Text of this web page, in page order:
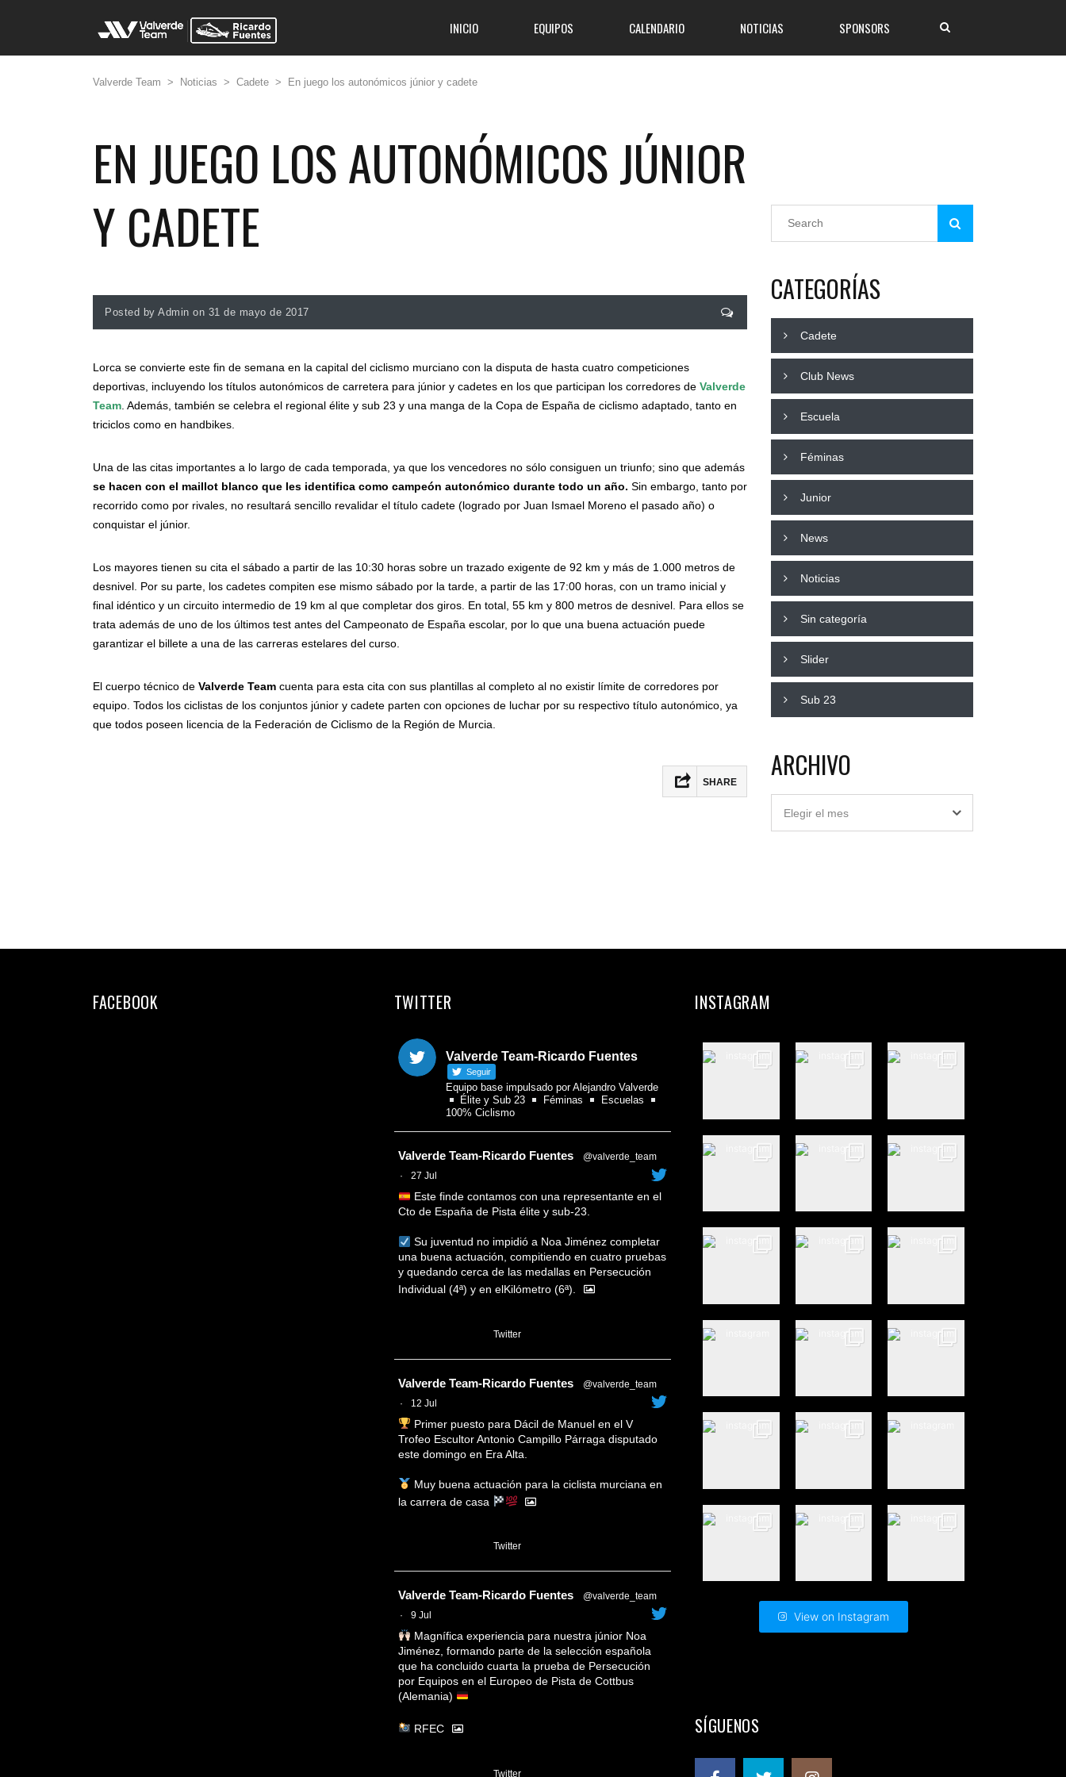
INICIO EQUIPOS CALENDARIO NOTICIAS SPONSORS
Valverde Team > Noticias > Cadete > En juego los autonómicos júnior y cadete
EN JUEGO LOS AUTONÓMICOS JÚNIOR
Y CADETE
Posted by Admin on 31 de mayo de 2017
Lorca se convierte este fin de semana en la capital del ciclismo murciano con la disputa de hasta cuatro competiciones
deportivas, incluyendo los títulos autonómicos de carretera para júnior y cadetes en los que participan los corredores de Valverde
Team . Además, también se celebra el regional élite y sub 23 y una manga de la Copa de España de ciclismo adaptado, tanto en
triciclos como en handbikes.
Una de las citas importantes a lo largo de cada temporada, ya que los vencedores no sólo consiguen un triunfo; sino que además
se hacen con el maillot blanco que les identifica como campeón autonómico durante todo un año. Sin embargo, tanto por
recorrido como por rivales, no resultará sencillo revalidar el título cadete (logrado por Juan Ismael Moreno el pasado año) o
conquistar el júnior.
Los mayores tienen su cita el sábado a partir de las 10:30 horas sobre un trazado exigente de 92 km y más de 1.000 metros de
desnivel. Por su parte, los cadetes compiten ese mismo sábado por la tarde, a partir de las 17:00 horas, con un tramo inicial y
final idéntico y un circuito intermedio de 19 km al que completar dos giros. En total, 55 km y 800 metros de desnivel. Para ellos se
trata además de uno de los últimos test antes del Campeonato de España escolar, por lo que una buena actuación puede
garantizar el billete a una de las carreras estelares del curso.
El cuerpo técnico de Valverde Team cuenta para esta cita con sus plantillas al completo al no existir límite de corredores por
equipo. Todos los ciclistas de los conjuntos júnior y cadete parten con opciones de luchar por su respectivo título autonómico, ya
que todos poseen licencia de la Federación de Ciclismo de la Región de Murcia.
SHARE
CATEGORÍAS
Cadete
Club News
Escuela
Féminas
Junior
News
Noticias
Sin categoría
Slider
Sub 23
ARCHIVO
Elegir el mes
FACEBOOK TWITTER
Valverde Team-Ricardo Fuentes
Seguir
Equipo base impulsado por Alejandro Valverde
Élite y Sub 23
Féminas
Escuelas
100% Ciclismo
Valverde Team-Ricardo Fuentes
@valverde_team
·
27 Jul
Este finde contamos con una representante en el
Cto de España de Pista élite y sub-23.
Su juventud no impidió a Noa Jiménez completar
una buena actuación, compitiendo en cuatro pruebas
y quedando cerca de las medallas en Persecución
Individual (4ª) y en elKilómetro (6ª).
Twitter
Valverde Team-Ricardo Fuentes
@valverde_team
·
12 Jul
Primer puesto para Dácil de Manuel en el V
Trofeo Escultor Antonio Campillo Párraga disputado
este domingo en Era Alta.
Muy buena actuación para la ciclista murciana en
la carrera de casa
Twitter
Valverde Team-Ricardo Fuentes
@valverde_team
·
9 Jul
Magnífica experiencia para nuestra júnior Noa
Jiménez, formando parte de la selección española
que ha concluido cuarta la prueba de Persecución
por Equipos en el Europeo de Pista de Cottbus
(Alemania)
RFEC
Twitter
INSTAGRAM
View on Instagram
SÍGUENOS